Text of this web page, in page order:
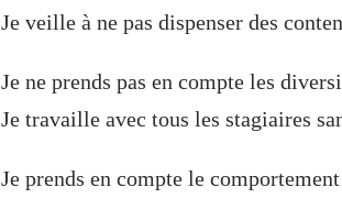
Je veille à ne pas dispenser des
Je ne prends pas en compte les
Je travaille avec tous les stagiaires
Je prends en compte le